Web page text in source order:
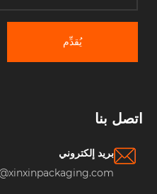
بنا
بريد إلكتروني
sales@xinxinpackaging.com